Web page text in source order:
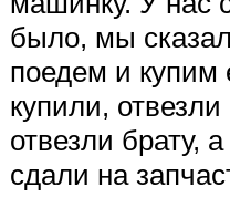
было, мы
поедем и купим
купили,
отвезли брату,
сдали на